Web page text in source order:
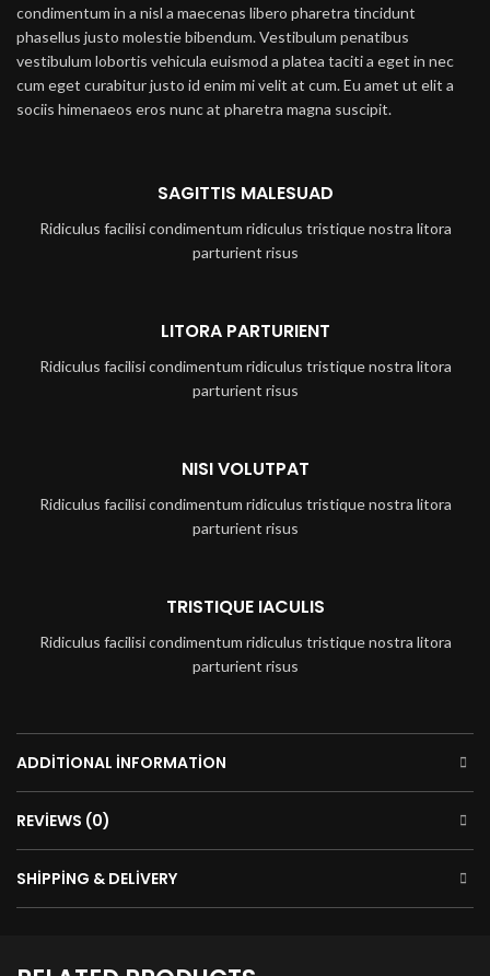
condimentum in a nisl a maecenas libero pharetra tincidunt
phasellus justo molestie bibendum. Vestibulum penatibus
vestibulum lobortis vehicula euismod a platea taciti a eget in nec
cum eget curabitur justo id enim mi velit at cum. Eu amet ut elit a
sociis himenaeos eros nunc at pharetra magna suscipit.
SAGITTIS MALESUAD
Ridiculus facilisi condimentum ridiculus tristique nostra litora
parturient risus
LITORA PARTURIENT
Ridiculus facilisi condimentum ridiculus tristique nostra litora
parturient risus
NISI VOLUTPAT
Ridiculus facilisi condimentum ridiculus tristique nostra litora
parturient risus
TRISTIQUE IACULIS
Ridiculus facilisi condimentum ridiculus tristique nostra litora
parturient risus
ADDITIONAL INFORMATION
REVIEWS (0)
SHIPPING & DELIVERY